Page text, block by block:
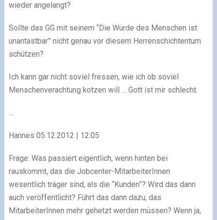
wieder angelangt?
Sollte das GG mit seinem “Die Würde des Menschen ist
unantastbar” nicht genau vor diesem Herrenschichtentum
schützen?
Ich kann gar nicht soviel fressen, wie ich ob soviel
Menschenverachtung kotzen will … Gott ist mir schlecht.
…
Hannes 05.12.2012 | 12:05
Frage: Was passiert eigentlich, wenn hinten bei
rauskommt, das die Jobcenter-MitarbeiterInnen
wesentlich träger sind, als die “Kunden”? Wird das dann
auch veröffentlicht? Führt das dann dazu, das
MitarbeiterInnen mehr gehetzt werden müssen? Wenn ja,